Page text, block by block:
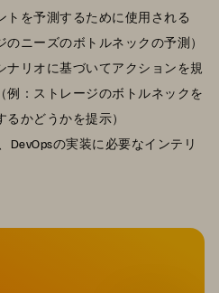
トを予測するために使用される
のニーズのボトルネックの予測）
ナリオに基づいてアクションを規
例：ストレージのボトルネックを
かどうかを提示）
DevOpsの実装に必要なインテリ